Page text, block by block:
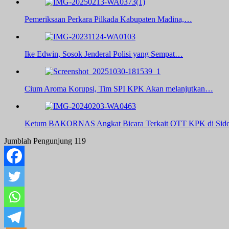
Pemeriksaan Perkara Pilkada Kabupaten Madina,…
Ike Edwin, Sosok Jenderal Polisi yang Sempat…
Cium Aroma Korupsi, Tim SPI KPK Akan melanjutkan…
Ketum BAKORNAS Angkat Bicara Terkait OTT KPK di
Jumblah Pengunjung 119